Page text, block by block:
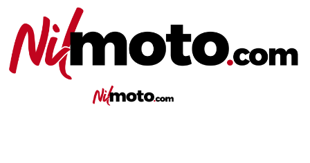
Nilmoto.com
Artículos sobre repuestos y accesorios para moto